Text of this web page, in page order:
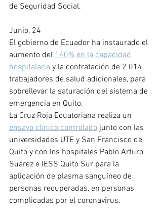
de Seguridad Social.
Junio, 24
El gobierno de Ecuador ha instaurado el
aumento del 140% en la capacidad
hospitalaria y la contratación de 2 014
trabajadores de salud adicionales, para
sobrellevar la saturación del sistema de
emergencia en Quito.
La Cruz Roja Ecuatoriana realiza un
ensayo clínico controlado junto con las
universidades UTE y San Francisco de
Quito y con los hospitales Pablo Arturo
Suárez e IESS Quito Sur para la
aplicación de plasma sanguíneo de
personas recuperadas, en personas
complicadas por el coronavirus.